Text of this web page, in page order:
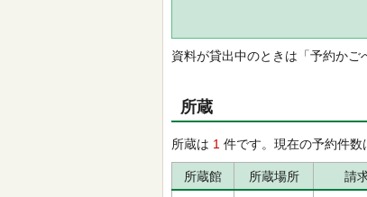
資料が貸出中のときは「予約かご
所蔵
所蔵は 1 件です。現在の予約件数
所蔵館 所蔵場所 請